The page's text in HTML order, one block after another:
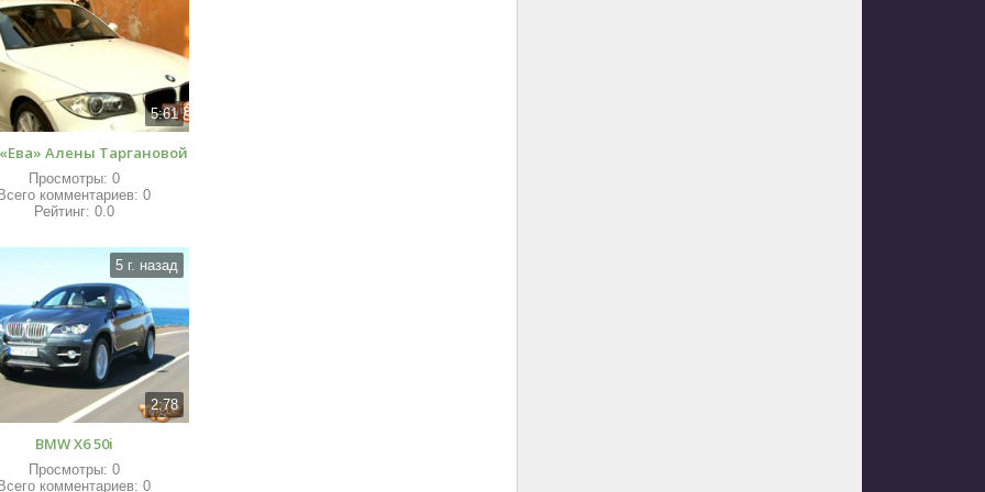
5:61
Алены Таргановой
Просмотры: 0
комментариев:0
Рейтинг: 0.0
5 г. назад
2:78
BMW X6 50i
Просмотры: 0
комментариев:0